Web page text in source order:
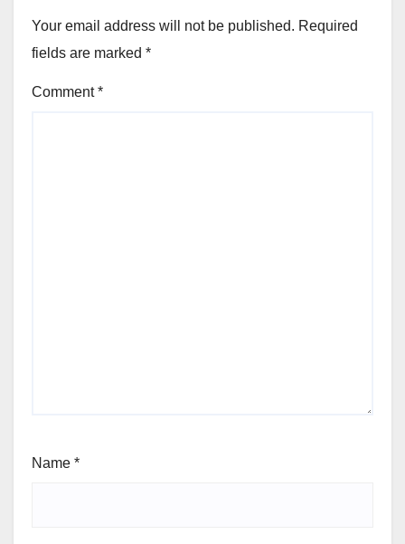
Your email address will not be published. Required
fields are marked *
Comment*
Name *